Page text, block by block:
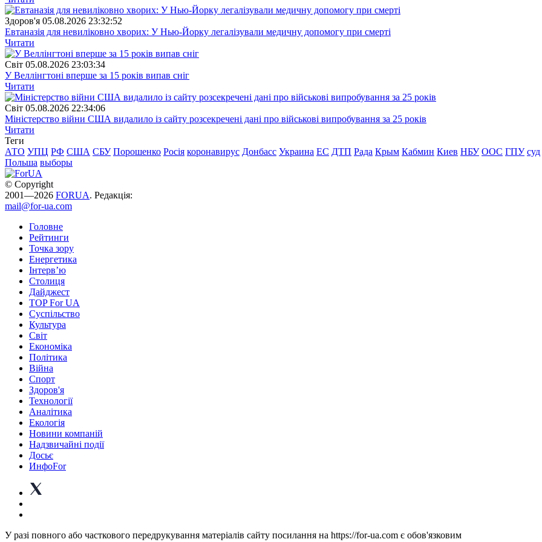
Здоров'я 05.08.2026 23:32:52
Евтаназія для невиліковно хворих: У Нью-Йорку легалізували медичну допомогу при смерті
Читати
Свiт 05.08.2026 23:03:34
У Веллінгтоні вперше за 15 років випав сніг
Читати
Свiт 05.08.2026 22:34:06
Міністерство війни США видалило із сайту розсекречені дані про військові випробування за 25 років
Читати
Теги
АТО УПЦ РФ США СБУ Порошенко Росія коронавирус Донбасс Украина ЕС ДТП Рада Крым Кабмин Киев НБУ ООС ГПУ суд
Польша выборы
© Copyright
2001—2026 FORUA. Редакція:
mail@for-ua.com
Головне
Рейтинги
Точка зору
Енергетика
Інтерв’ю
Столиця
Дайджест
TOP For UA
Суспiльство
Культура
Світ
Економіка
Політика
Війна
Спорт
Здоров'я
Технології
Аналітика
Екологія
Новини компаній
Надзвичайні події
Досьє
ИнфоFor
У разі повного або часткового передрукування матеріалів сайту посилання на https://for-ua.com є обов'язковим